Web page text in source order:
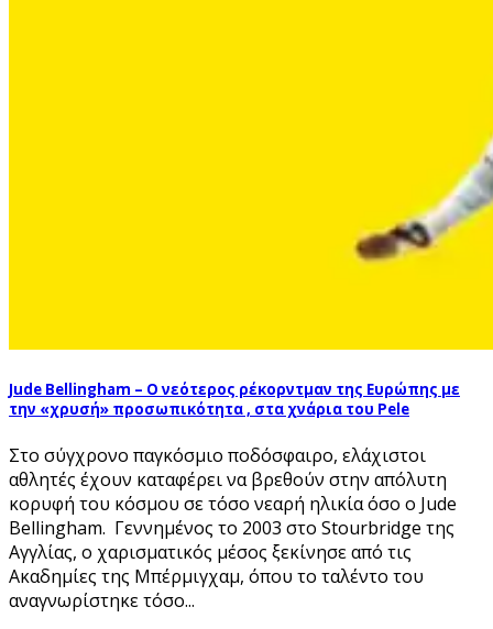
Jude Bellingham – Ο νεότερος ρέκορντμαν της Ευρώπης με
την «χρυσή» προσωπικότητα , στα χνάρια του Pele
Στο σύγχρονο παγκόσμιο ποδόσφαιρο, ελάχιστοι
αθλητές έχουν καταφέρει να βρεθούν στην απόλυτη
κορυφή του κόσμου σε τόσο νεαρή ηλικία όσο ο Jude
Bellingham. Γεννημένος το 2003 στο Stourbridge της
Αγγλίας, ο χαρισματικός μέσος ξεκίνησε από τις
Ακαδημίες της Μπέρμιγχαμ, όπου το ταλέντο του
αναγνωρίστηκε τόσο...